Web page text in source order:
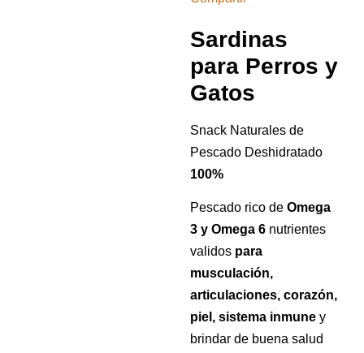
Sardinas
para Perros y
Gatos
Snack Naturales de
Pescado Deshidratado
100%
Pescado rico de Omega
3 y Omega 6 nutrientes
validospara
musculación,
articulaciones, corazón,
piel, sistema inmune y
brindar de buena salud